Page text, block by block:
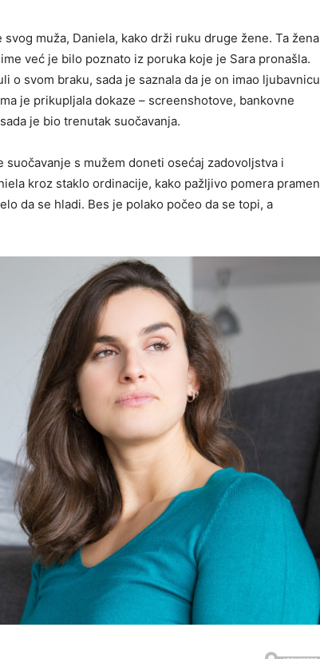
muža, Daniela, kako drži ruku druge žene. Ta žena
već je bilo poznato iz poruka koje je Sara pronašla.
o svom braku, sada je saznala da je on imao ljubavnicu
je prikupljala dokaze – screenshotove, bankovne
je bio trenutak suočavanja.
suočavanje s mužem doneti osećaj zadovoljstva i
kroz staklo ordinacije, kako pažljivo pomera pramen
da se hladi. Bes je polako počeo da se topi, a